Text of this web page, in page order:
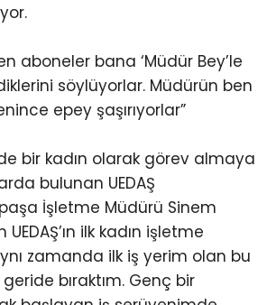
aboneler bana ‘Müdür Bey’le
söylüyorlar. Müdürün ben
epey şaşırıyorlar”
bir kadın olarak görev almaya
bulunan UEDAŞ
İşletme Müdürü Sinem
UEDAŞ’ın ilk kadın işletme
zamanda ilk iş yerim olan bu
geride bıraktım. Genç bir